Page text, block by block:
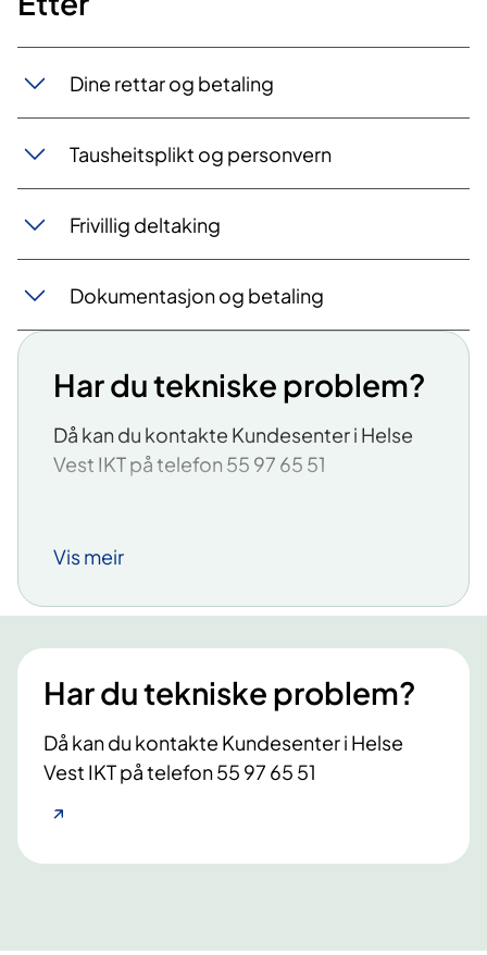
Dine rettar og betaling
Tausheitsplikt og personvern
Frivillig deltaking
Dokumentasjon og betaling
Har du tekniske problem?
Då kan du kontakte Kundesenter i Helse
Vest IKT på telefon 55 97 65 51
Vis meir
Har du tekniske problem?
Då kan du kontakte Kundesenter i Helse
Vest IKT på telefon 55 97 65 51